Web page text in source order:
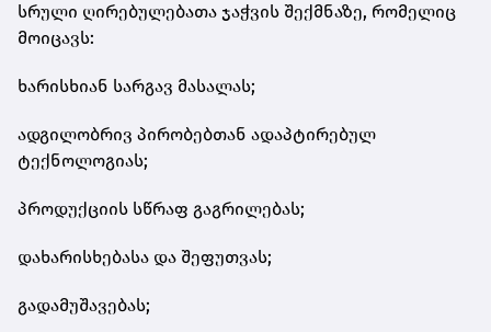
სრული ღირებულებათა ჯაჭვის შექმნაზე, რომელიც
მოიცავს:
ხარისხიან სარგავ მასალას;
ადგილობრივ პირობებთან ადაპტირებულ
ტექნოლოგიას;
პროდუქციის სწრაფ გაგრილებას;
დახარისხებასა და შეფუთვას;
გადამუშავებას;